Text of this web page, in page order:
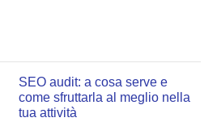
SEO audit: a cosa serve e
come sfruttarla al meglio nella
tua attività